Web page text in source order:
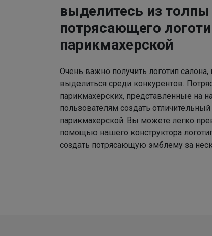
выделитесь из
потрясающего
парикмахерской
Очень важно получить логотип
выделиться среди конкурентов.
парикмахерских, представленные на
пользователям создать
парикмахерской. Вы можете легко
помощью нашего конструктора
создать потрясающую эмблему за